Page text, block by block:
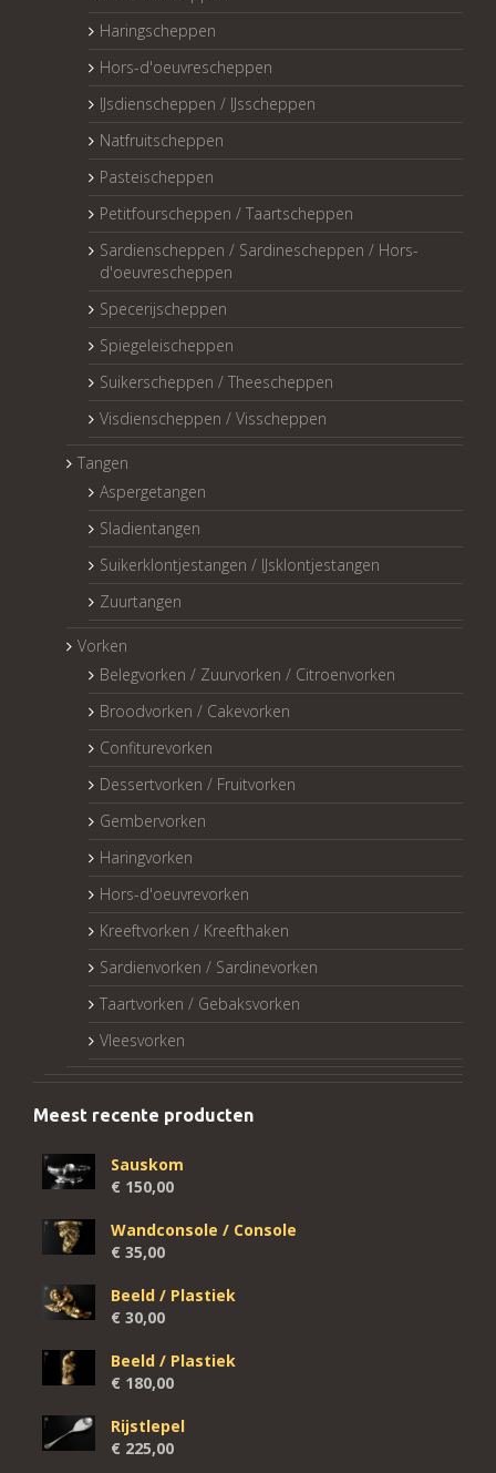
Haringscheppen
Hors-d'oeuvrescheppen
IJsdienscheppen / IJsscheppen
Natfruitscheppen
Pasteischeppen
Petitfourscheppen / Taartscheppen
Sardienscheppen / Sardinescheppen / Hors-
d'oeuvrescheppen
Specerijscheppen
Spiegeleischeppen
Suikerscheppen / Theescheppen
Visdienscheppen / Visscheppen
Tangen
Aspergetangen
Sladientangen
Suikerklontjestangen / IJsklontjestangen
Zuurtangen
Vorken
Belegvorken / Zuurvorken / Citroenvorken
Broodvorken / Cakevorken
Confiturevorken
Dessertvorken / Fruitvorken
Gembervorken
Haringvorken
Hors-d'oeuvrevorken
Kreeftvorken / Kreefthaken
Sardienvorken / Sardinevorken
Taartvorken / Gebaksvorken
Vleesvorken
Meest recente producten
Sauskom
€ 150,00
Wandconsole / Console
€ 35,00
Beeld / Plastiek
€ 30,00
Beeld / Plastiek
€ 180,00
Rijstlepel
€ 225,00